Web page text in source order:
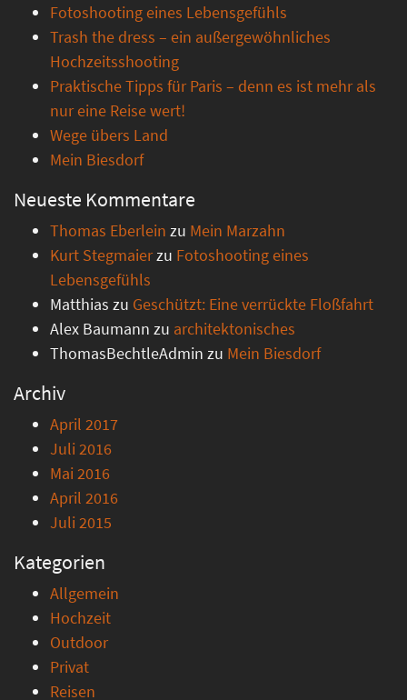
Fotoshooting eines Lebensgefühls
Trash the dress – ein außergewöhnliches
Hochzeitsshooting
Praktische Tipps für Paris – denn es ist mehr als
nur eine Reise wert!
Wege übers Land
Mein Biesdorf
Neueste Kommentare
Thomas Eberlein zu Mein Marzahn
Kurt Stegmaierzu Fotoshooting eines
Lebensgefühls
Matthias zu Geschützt: Eine verrückte Floßfahrt
Alex Baumann zu architektonisches
ThomasBechtleAdmin zu Mein Biesdorf
Archiv
April 2017
Juli 2016
Mai 2016
April 2016
Juli 2015
Kategorien
Allgemein
Hochzeit
Outdoor
Privat
Reisen